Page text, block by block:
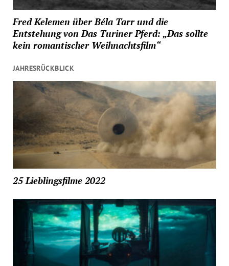
Fred Kelemen über Béla Tarr und die
Entstehung von Das Turiner Pferd: „Das sollte
kein romantischer Weihnachtsfilm“
JAHRESRÜCKBLICK
25 Lieblingsfilme 2022